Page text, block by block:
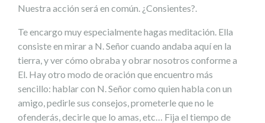
Nuestra acción será en común. ¿Consientes?.
Te encargo muy especialmente hagas meditación. Ella
consiste en mirar a N. Señor cuando andaba aquí en la
tierra, y ver cómo obraba y obrar nosotros conforme a
El. Hay otro modo de oración que encuentro más
sencillo: hablar con N. Señor como quien habla con un
amigo, pedirle sus consejos, prometerle que no le
ofenderás, decirle que lo amas, etc… Fija el tiempo de